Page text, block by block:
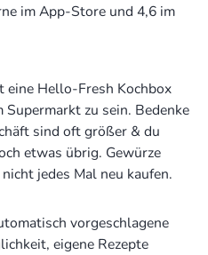
im App-Store und 4,6 im
eine Hello-Fresh Kochbox
zu sein. Bedenke
sind oft größer & du
etwas übrig. Gewürze
jedes Mal neu kaufen.
vorgeschlagene
eigene Rezepte